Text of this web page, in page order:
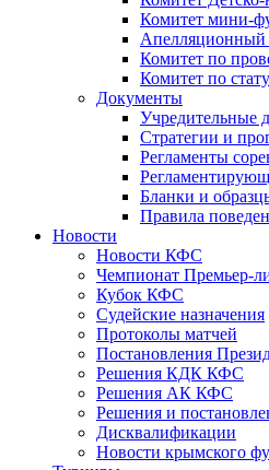
Комитет мини-
Апелляционный
Комитет по
Комитет по
Документы
Учредительные
Стратегии и
Регламенты
Бланки и
Правила
Новости
Новости КФС
Чемпионат Премьер-
Кубок КФС
Судейские назначения
Протоколы матчей
Постановления
Решения КДК КФС
Решения АК КФС
Решения и
Дисквалификации
Новости крымского